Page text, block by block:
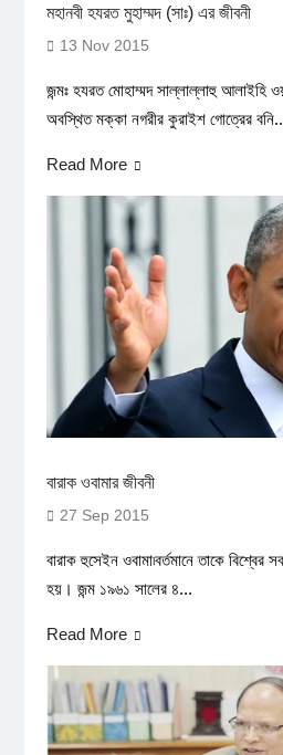
মহানবী হযরত মুহাম্মদ (সাঃ) এর জীবনী
13 Nov 2015
জন্মঃ হযরত মোহাম্মদ সাল্লাল্লাহু আলাইহি
অবস্থিত মক্কা নগরীর কুরাইশ গোত্রের
Read More
বারাক ওবামার জীবনী
27 Sep 2015
বারাক হুসেইন ওবামা৷বর্তমানে তাকে বিশ্বের
হয়। জন্ম ১৯৬১ সালের ৪...
Read More